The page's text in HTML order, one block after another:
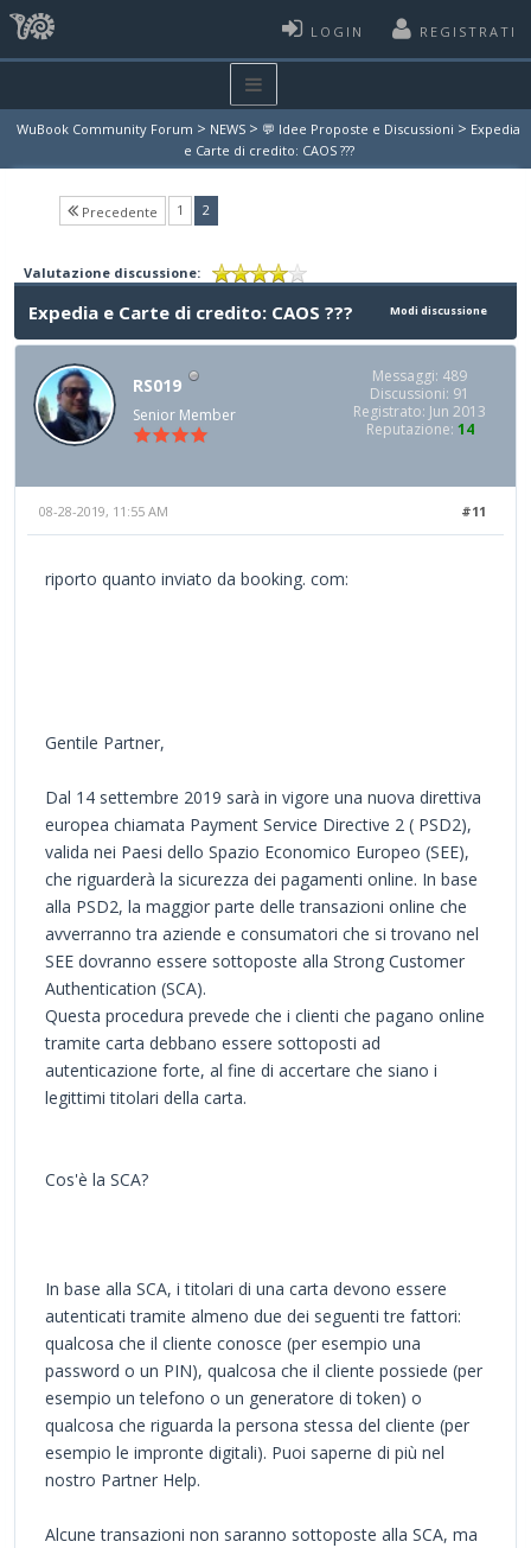
LOGIN REGISTRATI
WuBook Community Forum > NEWS > 💬 Idee Proposte e Discussioni > Expedia
e Carte di credito: CAOS ???
Precedente 1 2(current)
Valutazione discussione:
Modi discussione
Expedia e Carte di credito: CAOS ???
RS019
Senior Member
Messaggi: 489
Discussioni: 91
Registrato: Jun 2013
Reputazione: 14
#11
08-28-2019, 11:55 AM
riporto quanto inviato da booking. com:
Gentile Partner,
Dal 14 settembre 2019 sarà in vigore una nuova direttiva
europea chiamata Payment Service Directive 2 ( PSD2),
valida nei Paesi dello Spazio Economico Europeo (SEE),
che riguarderà la sicurezza dei pagamenti online. In base
alla PSD2, la maggior parte delle transazioni online che
avverranno tra aziende e consumatori che si trovano nel
SEE dovranno essere sottoposte alla Strong Customer
Authentication (SCA).
Questa procedura prevede che i clienti che pagano online
tramite carta debbano essere sottoposti ad
autenticazione forte, al fine di accertare che siano i
legittimi titolari della carta.
Cos'è la SCA?
In base alla SCA, i titolari di una carta devono essere
autenticati tramite almeno due dei seguenti tre fattori:
qualcosa che il cliente conosce (per esempio una
password o un PIN), qualcosa che il cliente possiede (per
esempio un telefono o un generatore di token) o
qualcosa che riguarda la persona stessa del cliente (per
esempio le impronte digitali). Puoi saperne di più nel
nostro Partner Help.
Alcune transazioni non saranno sottoposte alla SCA, ma